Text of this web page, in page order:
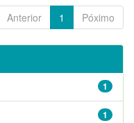
Anterior 1 Póximo
1
1